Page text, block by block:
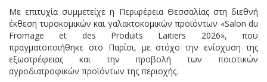
Με επιτυχία συμμετείχε η Περιφέρεια Θεσσαλίας στη διεθνή
έκθεση τυροκομικών και γαλακτοκομικών προϊόντων «Salon du
Fromage et des Produits Laitiers 2026», που
πραγματοποιήθηκε στο Παρίσι, με στόχο την ενίσχυση της
εξωστρέφειας και την προβολή των ποιοτικών
αγροδιατροφικών προϊόντων της περιοχής.